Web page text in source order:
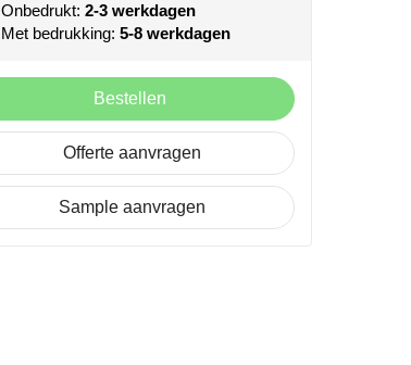
Onbedrukt: 2-3 werkdagen
Met bedrukking: 5-8 werkdagen
Bestellen
Offerte aanvragen
Sample aanvragen